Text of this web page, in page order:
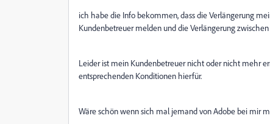
ich habe die Info bekommen, dass die Verlängerung
Kundenbetreuer melden und die Verlängerung zwischen
Leider ist mein Kundenbetreuer nicht oder nicht mehr
entsprechenden Konditionen hierfür.
Wäre schön wenn sich mal jemand von Adobe bei mir